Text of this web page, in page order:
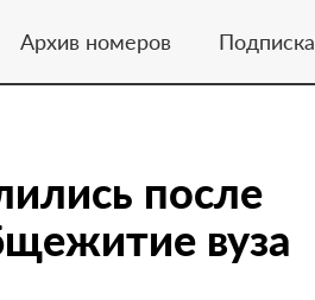
Архив номеров Подписка
после
вуза